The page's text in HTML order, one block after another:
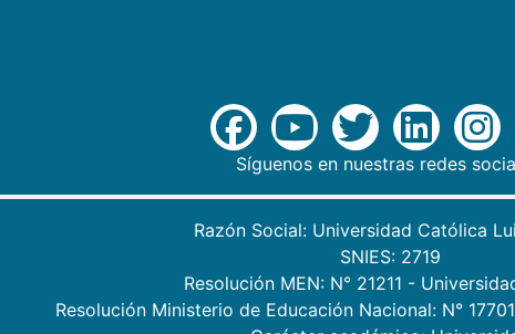
Síguenos en nuestras redes
Razón Social: Universidad Católica
SNIES: 2719
Resolución MEN: N° 21211 -
Resolución Ministerio de Educación Nacional: N°